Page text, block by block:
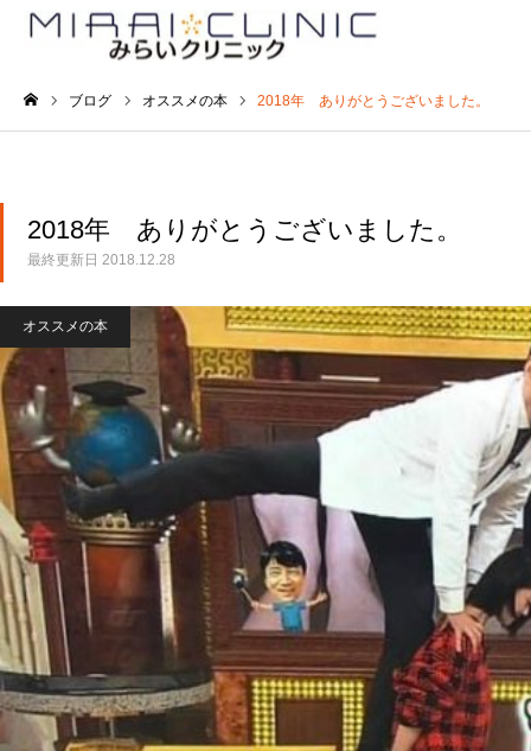
ブログ オススメの本 2018年 ありがとうございました。
2018年 ありがとうございました。
最終更新日 2018.12.28
オススメの本